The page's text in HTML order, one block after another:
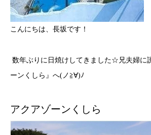
こんにちは、長坂です！
数年ぶりに日焼けしてきました☆兄夫婦に
ーンくしら』へ(ノ≧∀)ﾉ
アクアゾーンくしら